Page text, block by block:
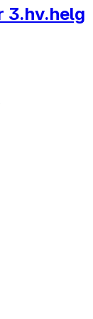
3.hv.helg